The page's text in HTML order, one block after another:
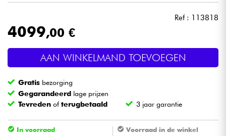
Licht
Drums & percussie
Blaasinstrument
Ref : 113818
4099,00 €
AAN WINKELMAND TOEVOEGEN
Gratis bezorging
Gegarandeerd lage prijzen
Tevreden ofterugbetaald 3 jaar garantie
In voorraad
Voorraad in de winkel